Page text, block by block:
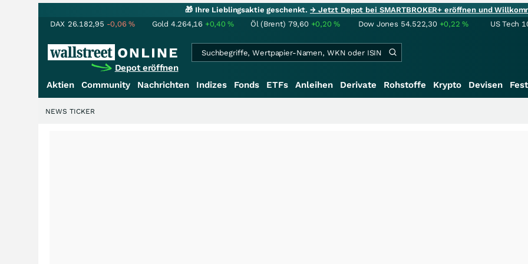
🎁 Ihre Lieblingsaktie geschenkt.→ Jetzt Depot bei SMARTBROKER+ eröffnen und
DAX 26.182,95 -0,06% Gold 4.264,16 +0,40% Öl (Brent) 79,60 +0,20% Dow Jones 54.522,30 +0,22% US Tech
Depot eröffnen
Aktien
Community Nachrichten Indizes Fonds ETFs Anleihen Derivate Rohstoffe Krypto Devisen
NEWS TICKER